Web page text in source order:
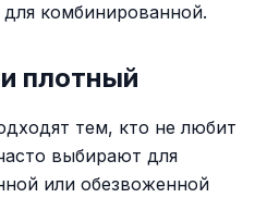
комбинированной.
плотный
тем, кто не любит
выбирают для
или обезвоженной